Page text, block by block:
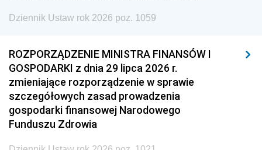
Dziennik Ustaw rok 2026 poz. 1059
ROZPORZĄDZENIE MINISTRA FINANSÓW I
GOSPODARKI z dnia 29 lipca 2026 r.
zmieniające rozporządzenie w sprawie
szczegółowych zasad prowadzenia
gospodarki finansowej Narodowego
Funduszu Zdrowia